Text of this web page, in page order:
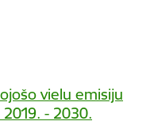
vielu emisiju
- 2030.